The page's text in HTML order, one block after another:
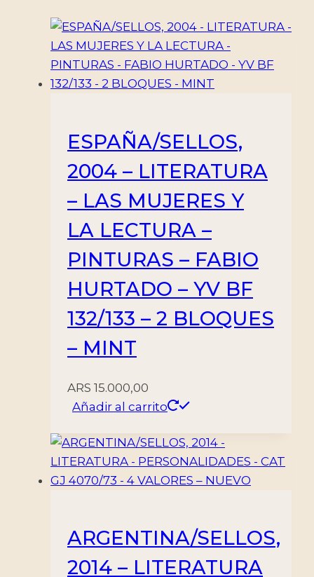
CERVANTES
SAAVEDRA
BLOQUE
ESPAÑA/SELLOS,
2004 – LITERATURA
– LAS MUJERES Y
LA LECTURA –
PINTURAS – FABIO
HURTADO – YV BF
132/133 – 2 BLOQUES
– MINT
ARS 15.000,00
Añadir al carrito
ARGENTINA/SELLOS,
2014 – LITERATURA